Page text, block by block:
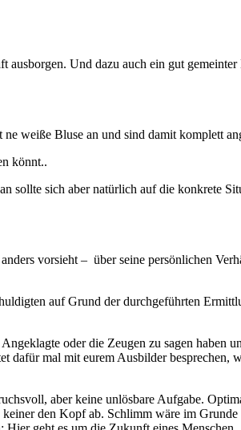
ausborgen. Und dazu auch ein gut
weiße Bluse an und sind damit komplett
könnt..
sollte sich aber natürlich auf die konkrete
vorsieht – über seine persönlichen
auf Grund der durchgeführten
oder die Zeugen zu sagen haben
dafür mal mit eurem Ausbilder besprechen,
aber keine unlösbare Aufgabe.
den Kopf ab. Schlimm wäre im